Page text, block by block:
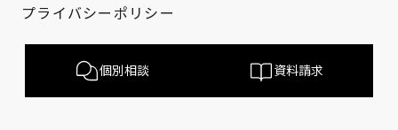
プライバシーポリシー
個別相談 資料請求